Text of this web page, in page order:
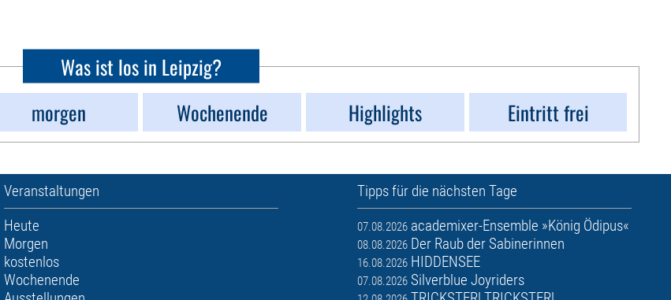
Was ist los in Leipzig?
morgen Wochenende Highlights Eintritt frei
Veranstaltungen
Heute
Morgen
kostenlos
Wochenende
Tipps für die nächsten Tage
07.08.2026 academixer-Ensemble »König Ödipus«
08.08.2026 Der Raub der Sabinerinnen
16.08.2026 HIDDENSEE
07.08.2026 Silverblue Joyriders